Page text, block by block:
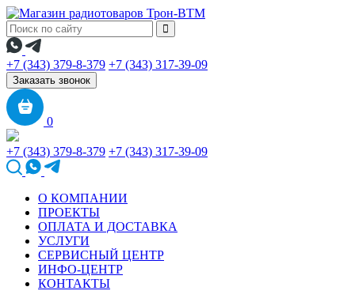
+7 (343) 379-8-379 +7 (343) 317-39-09
Заказать звонок
0
+7 (343) 379-8-379 +7 (343) 317-39-09
О КОМПАНИИ
ПРОЕКТЫ
ОПЛАТА И ДОСТАВКА
УСЛУГИ
СЕРВИСНЫЙ ЦЕНТР
ИНФО-ЦЕНТР
КОНТАКТЫ